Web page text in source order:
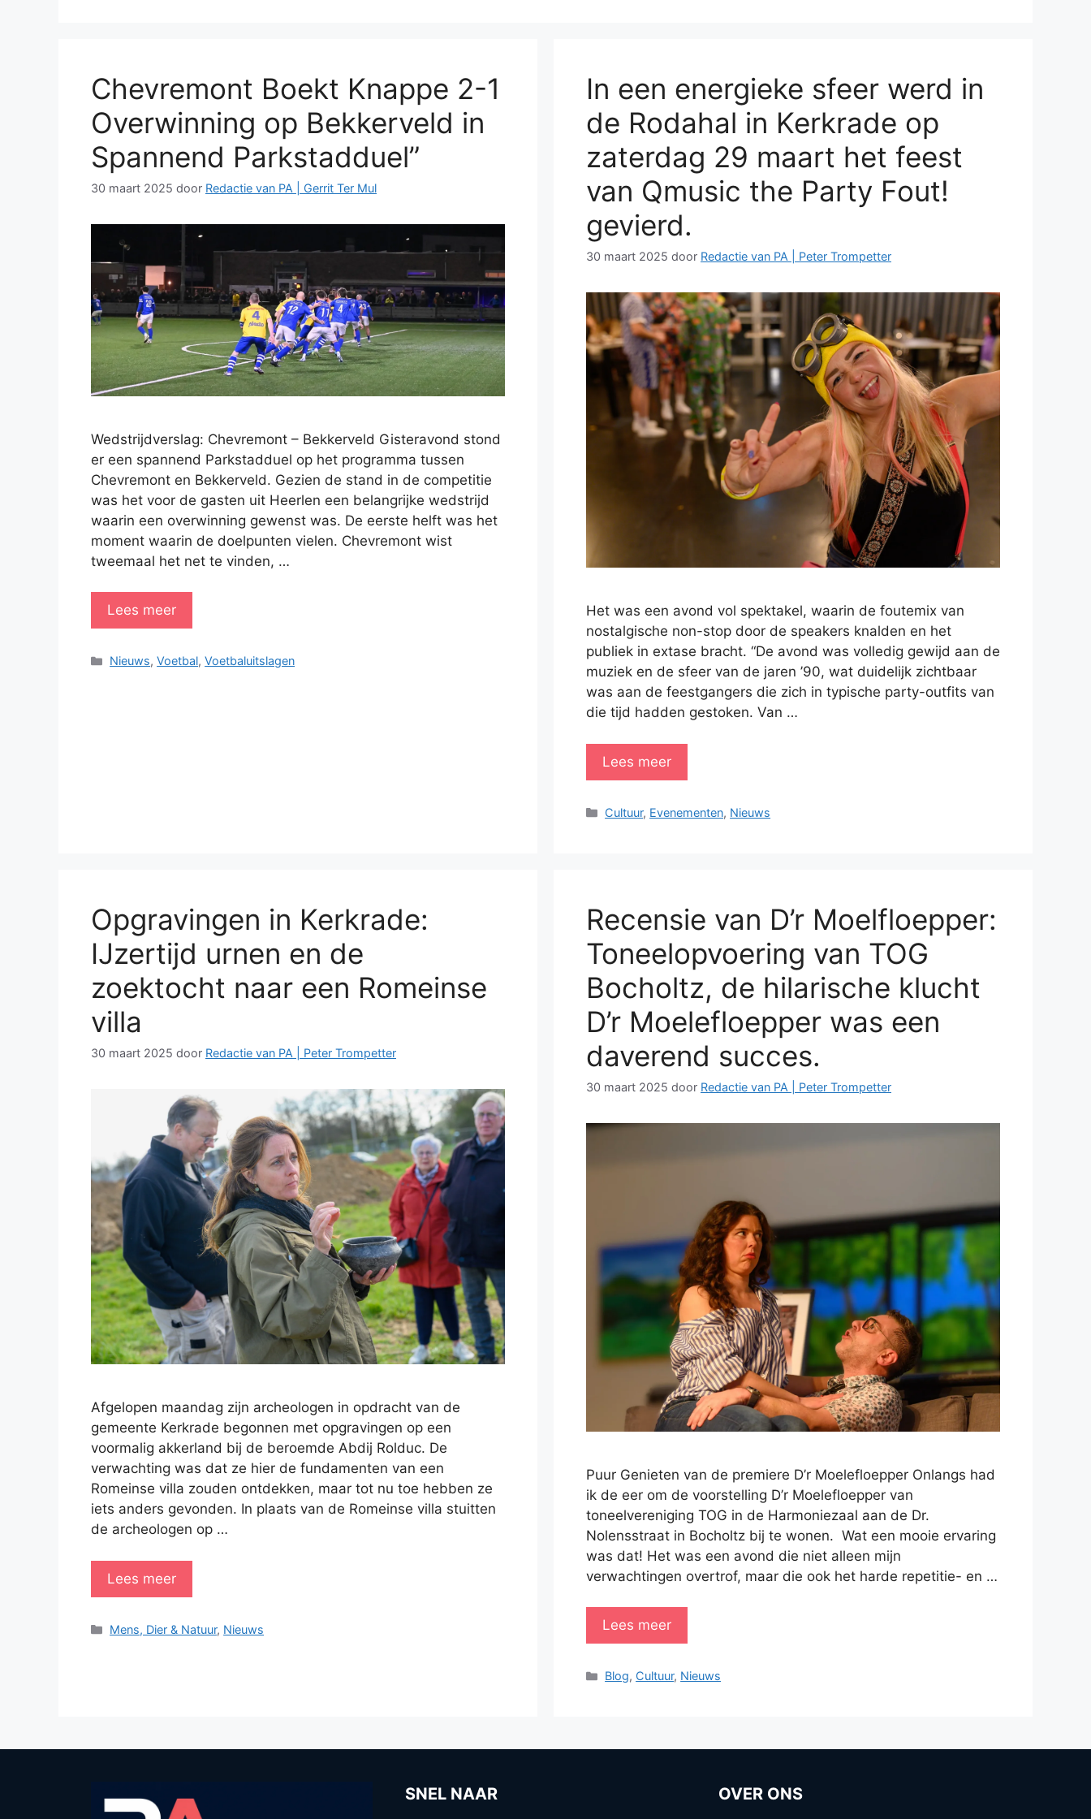
Chevremont Boekt Knappe 2-1
Overwinning op Bekkerveld in
Spannend Parkstadduel”
30 maart 2025 door Redactie van PA | Gerrit Ter Mul
Wedstrijdverslag: Chevremont – Bekkerveld Gisteravond stond
er een spannend Parkstadduel op het programma tussen
Chevremont en Bekkerveld. Gezien de stand in de competitie
was het voor de gasten uit Heerlen een belangrijke wedstrijd
waarin een overwinning gewenst was. De eerste helft was het
moment waarin de doelpunten vielen. Chevremont wist
tweemaal het net te vinden, …
Lees meer
Categorieën
Nieuws,Voetbal,Voetbaluitslagen
In een energieke sfeer werd in
de Rodahal in Kerkrade op
zaterdag 29 maart het feest
van Qmusic the Party Fout!
gevierd.
30 maart 2025 door Redactie van PA | Peter Trompetter
Het was een avond vol spektakel, waarin de foutemix van
nostalgische non-stop door de speakers knalden en het
publiek in extase bracht. “De avond was volledig gewijd aan de
muziek en de sfeer van de jaren ’90, wat duidelijk zichtbaar
was aan de feestgangers die zich in typische party-outfits van
die tijd hadden gestoken. Van …
Lees meer
Categorieën
Cultuur, Evenementen, Nieuws
Opgravingen in Kerkrade:
IJzertijd urnen en de
zoektocht naar een Romeinse
villa
30 maart 2025 door Redactie van PA | Peter Trompetter
Afgelopen maandag zijn archeologen in opdracht van de
gemeente Kerkrade begonnen met opgravingen op een
voormalig akkerland bij de beroemde Abdij Rolduc. De
verwachting was dat ze hier de fundamenten van een
Romeinse villa zouden ontdekken, maar tot nu toe hebben ze
iets anders gevonden. In plaats van de Romeinse villa stuitten
de archeologen op …
Lees meer
Categorieën
Mens, Dier & Natuur, Nieuws
Recensie van D’r Moelfloepper:
Toneelopvoering van TOG
Bocholtz, de hilarische klucht
D’r Moelefloepper was een
daverend succes.
30 maart 2025 door Redactie van PA | Peter Trompetter
Puur Genieten van de premiere D’r Moelefloepper Onlangs had
ik de eer om de voorstelling D’r Moelefloepper van
toneelvereniging TOG in de Harmoniezaal aan de Dr.
Nolensstraat in Bocholtz bij te wonen. Wat een mooie ervaring
was dat! Het was een avond die niet alleen mijn
verwachtingen overtrof, maar die ook het harde repetitie- en …
Lees meer
Categorieën
Blog, Cultuur, Nieuws
SNEL NAAR OVER ONS